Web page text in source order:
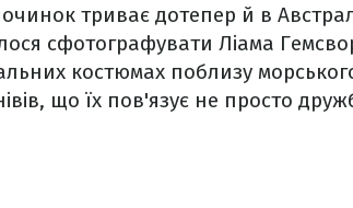
триває дотепер й в
сфотографувати Ліама
костюмах поблизу
що їх пов'язує не просто